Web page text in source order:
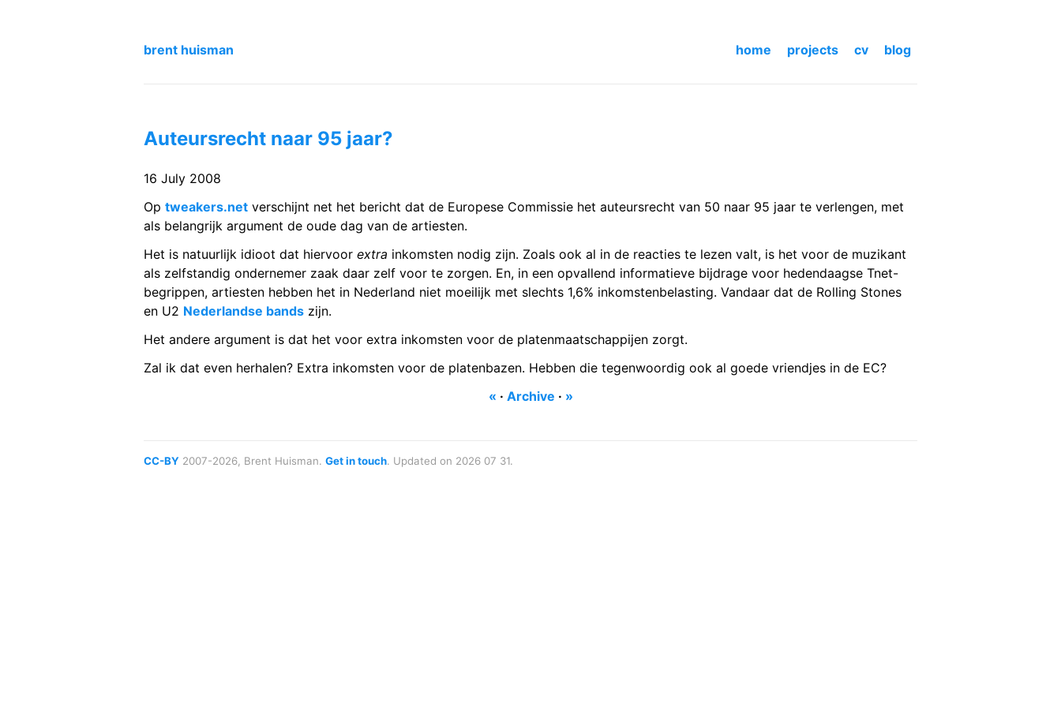
brent huisman home projects cv blog
Auteursrecht naar 95 jaar?
16 July 2008
Op tweakers.net verschijnt net het bericht dat de Europese Commissie het auteursrecht van 50 naar 95 jaar te verlengen, met
als belangrijk argument de oude dag van de artiesten.
Het is natuurlijk idioot dat hiervoor extra inkomsten nodig zijn. Zoals ook al in de reacties te lezen valt, is het voor de muzikant
als zelfstandig ondernemer zaak daar zelf voor te zorgen. En, in een opvallend informatieve bijdrage voor hedendaagse Tnet-
begrippen, artiesten hebben het in Nederland niet moeilijk met slechts 1,6% inkomstenbelasting. Vandaar dat de Rolling Stones
en U2 Nederlandse bands zijn.
Het andere argument is dat het voor extra inkomsten voor de platenmaatschappijen zorgt.
Zal ik dat even herhalen? Extra inkomsten voor de platenbazen. Hebben die tegenwoordig ook al goede vriendjes in de EC?
« · Archive · »
CC-BY 2007-2026, Brent Huisman. Get in touch. Updated on 2026 07 31.